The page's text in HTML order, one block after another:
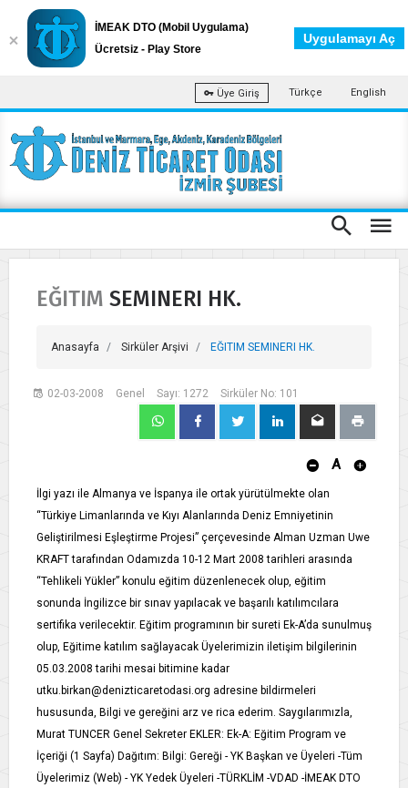
Üye Giriş Türkçe English
EĞITIM SEMINERI HK.
Anasayfa Sirküler Arşivi EĞITIM SEMINERI HK.
02-03-2008 Genel Sayı: 1272 Sirküler No: 101
A
İlgi yazı ile Almanya ve İspanya ile ortak yürütülmekte olan
“Türkiye Limanlarında ve Kıyı Alanlarında Deniz Emniyetinin
Geliştirilmesi Eşleştirme Projesi” çerçevesinde Alman Uzman Uwe
KRAFT tarafından Odamızda 10-12 Mart 2008 tarihleri arasında
“Tehlikeli Yükler” konulu eğitim düzenlenecek olup, eğitim
sonunda İngilizce bir sınav yapılacak ve başarılı katılımcılara
sertifika verilecektir. Eğitim programının bir sureti Ek-A’da sunulmuş
olup, Eğitime katılım sağlayacak Üyelerimizin iletişim bilgilerinin
05.03.2008 tarihi mesai bitimine kadar
utku.birkan@denizticaretodasi.org adresine bildirmeleri
hususunda, Bilgi ve gereğini arz ve rica ederim. Saygılarımızla,
Murat TUNCER Genel Sekreter EKLER: Ek-A: Eğitim Program ve
İçeriği (1 Sayfa) Dağıtım: Bilgi: Gereği - YK Başkan ve Üyeleri -Tüm
Üyelerimiz (Web) - YK Yedek Üyeleri -TÜRKLİM -VDAD -İMEAK DTO
İMEAK DTO (Mobil Uygulama)
Ücretsiz - Play Store
Uygulamayı Aç